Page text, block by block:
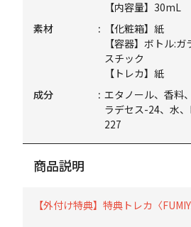
【内容量】30mL
素材
【化粧箱】紙
【容器】ボトル:
スチック
【トレカ】紙
成分
エタノール、香料
ラデセス-24、水
227
商品説明
【外付け特典】特典トレカ〈